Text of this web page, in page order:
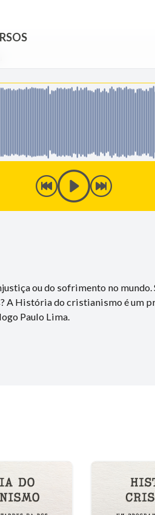
ou do sofrimento no mundo.
A História do cristianismo é um
Paulo Lima.